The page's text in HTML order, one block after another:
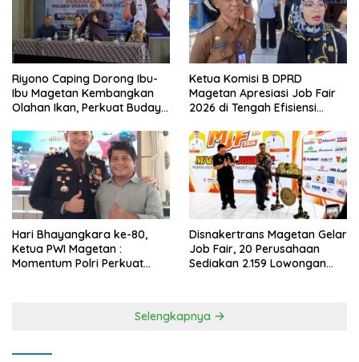
Riyono Caping Dorong Ibu-
Ibu Magetan Kembangkan
Olahan Ikan, Perkuat Budaya
Ketua Komisi B DPRD
Magetan Apresiasi Job Fair
2026 di Tengah Efisiensi
Hari Bhayangkara ke-80,
Ketua PWI Magetan :
Momentum Polri Perkuat
Disnakertrans Magetan Gelar
Job Fair, 20 Perusahaan
Sediakan 2.159 Lowongan
Selengkapnya